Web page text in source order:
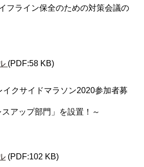
フライン保全のための対策会議の
(PDF:58 KB)
イクサイドマラソン2020参加者募
アップ部門」を設置！～
(PDF:102 KB)